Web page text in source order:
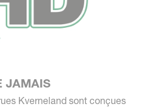
JAMAIS
Kverneland sont conçues